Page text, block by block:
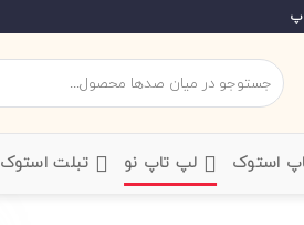
جستجو
برای:
استوک ‌لپ تاپ نو ‌ تبلت استوک